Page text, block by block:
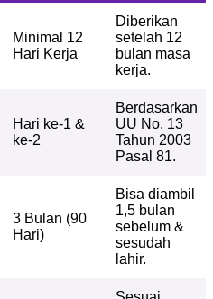
Minimal 12
Hari Kerja
Diberikan
setelah 12
bulan masa
kerja.
Hari ke-1 &
ke-2
Berdasarkan
UU No. 13
Tahun 2003
Pasal 81.
3 Bulan (90
Hari)
Bisa diambil
1,5 bulan
sebelum &
sesudah
lahir.